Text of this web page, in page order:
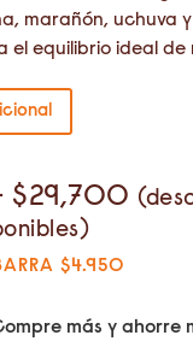
marañón, uchuva
el equilibrio ideal de
$29,700
$4.950
más y ahorre